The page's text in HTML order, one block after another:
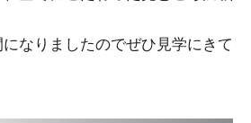
なりましたのでぜひ見学にきて